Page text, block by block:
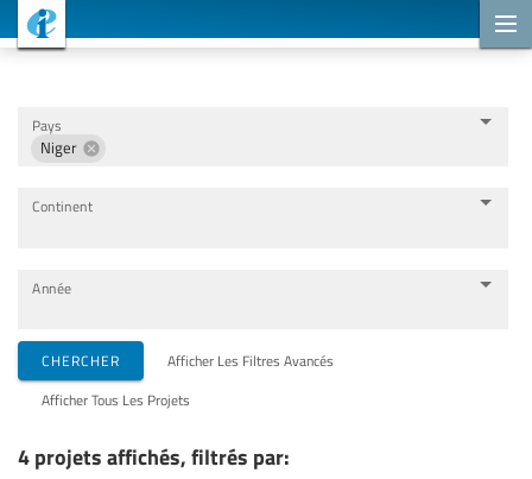
Pays
Niger
Continent
Année
Organisations de mise en œuvre
CHERCHER Afficher Les Filtres Avancés
Afficher Tous Les Projets
4 projets affichés, filtrés par: